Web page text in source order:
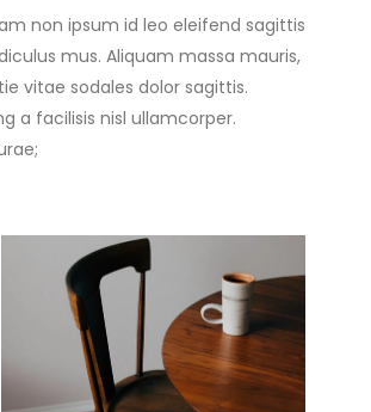
non ipsum id leo eleifend sagittis
mus. Aliquam massa mauris,
vitae sodales dolor sagittis.
a facilisis nisl ullamcorper.